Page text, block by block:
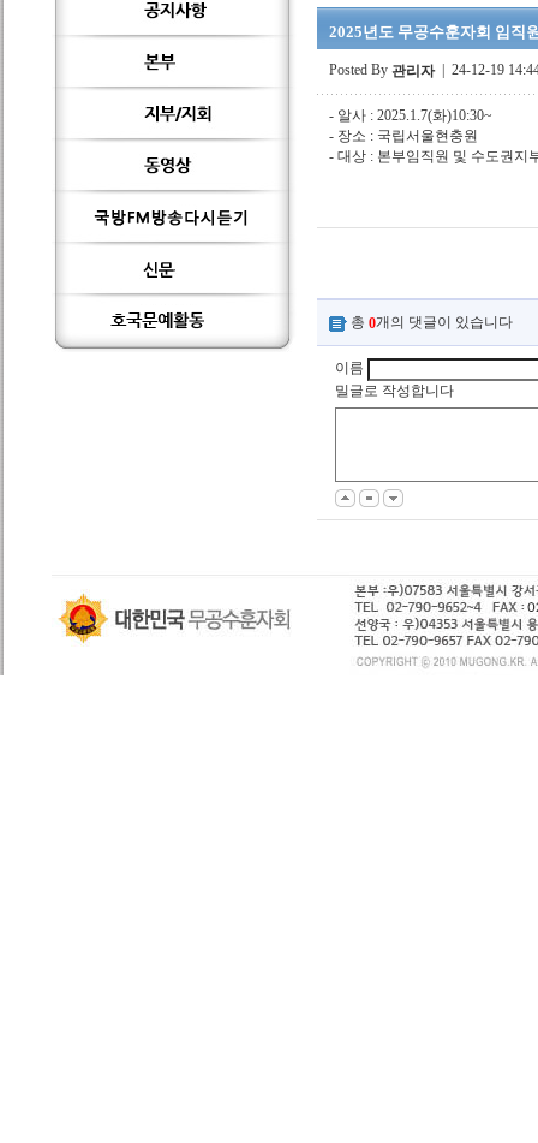
2025년도 무공수훈자회 임직
Posted By 관리자| 24-12-19
- 알사 : 2025.1.7(화)10:30~
- 장소 : 국립서울현충원
- 대상 : 본부임직원 및 수도권지
총 0개의 댓글이 있습니다
이름
밀글로 작성합니다